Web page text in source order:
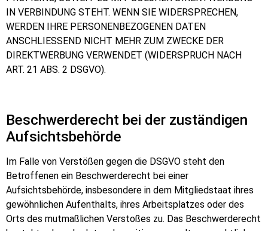
IN VERBINDUNG STEHT. WENN SIE WIDERSPRECHEN,
WERDEN IHRE PERSONENBEZOGENEN DATEN
ANSCHLIESSEND NICHT MEHR ZUM ZWECKE DER
DIREKTWERBUNG VERWENDET (WIDERSPRUCH NACH
ART. 21 ABS. 2 DSGVO).
Beschwerde­recht bei der zuständigen
Aufsichts­behörde
Im Falle von Verstößen gegen die DSGVO steht den
Betroffenen ein Beschwerderecht bei einer
Aufsichtsbehörde, insbesondere in dem Mitgliedstaat ihres
gewöhnlichen Aufenthalts, ihres Arbeitsplatzes oder des
Orts des mutmaßlichen Verstoßes zu. Das Beschwerderecht